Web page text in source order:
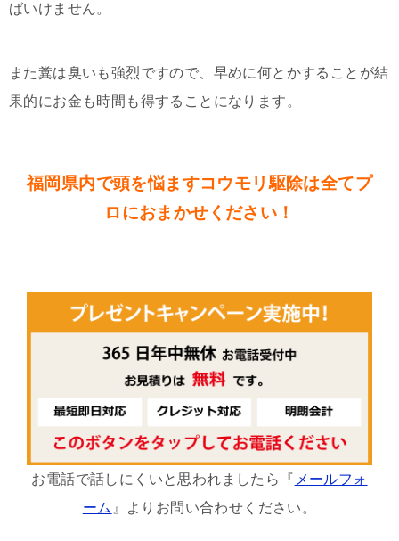
ばいけません。
また糞は臭いも強烈ですので、早めに何とかすることが結
果的にお金も時間も得することになります。
福岡県内で頭を悩ますコウモリ駆除は全てプ
ロにおまかせください！
お電話で話しにくいと思われましたら『 メールフォ
ーム 』よりお問い合わせください。